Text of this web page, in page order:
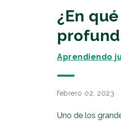
¿En
Aprendiendo
febrero 02, 2023
Uno de los